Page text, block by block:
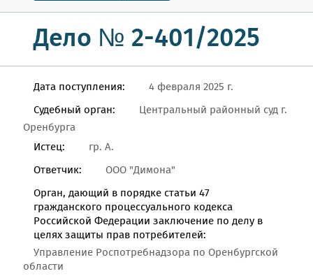
Дело № 2-401/2025
Дата поступления:
4 февраля 2025 г.
Судебный орган:
Центральный районный суд г.
Оренбурга
Истец:
гр. А.
Ответчик:
ООО "Димона"
Орган, дающий в порядке статьи 47
гражданского процессуального кодекса
Российской Федерации заключение по делу в
целях защиты прав потребителей:
Управление Роспотребнадзора по Оренбургской
области